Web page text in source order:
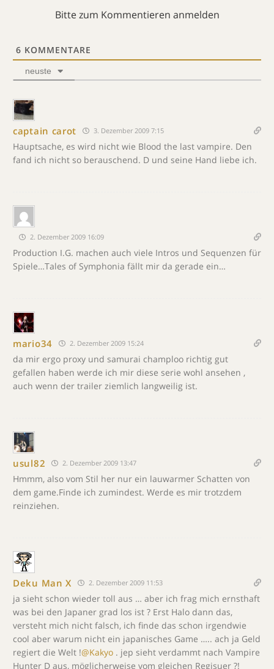
Bitte zum Kommentieren anmelden
6 KOMMENTARE
neuste
captain carot 3. Dezember 2009 7:15
Hauptsache, es wird nicht wie Blood the last vampire. Den
fand ich nicht so berauschend. D und seine Hand liebe ich.
2. Dezember 2009 16:09
Production I.G. machen auch viele Intros und Sequenzen für
Spiele…Tales of Symphonia fällt mir da gerade ein…
mario34 2. Dezember 2009 15:24
da mir ergo proxy und samurai champloo richtig gut
gefallen haben werde ich mir diese serie wohl ansehen ,
auch wenn der trailer ziemlich langweilig ist.
usul82 2. Dezember 2009 13:47
Hmmm, also vom Stil her nur ein lauwarmer Schatten von
dem game.Finde ich zumindest. Werde es mir trotzdem
reinziehen.
Deku Man X 2. Dezember 2009 11:53
ja sieht schon wieder toll aus … aber ich frag mich ernsthaft
was bei den Japaner grad los ist ? Erst Halo dann das,
versteht mich nicht falsch, ich finde das schon irgendwie
cool aber warum nicht ein japanisches Game ….. ach ja Geld
regiert die Welt !@Kakyo . jep sieht verdammt nach Vampire
Hunter D aus, möglicherweise vom gleichen Regisuer ?!